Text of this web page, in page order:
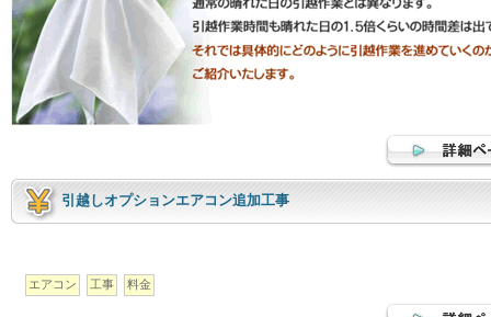
引越しオプションエアコン追加工事
エアコン 工事 料金